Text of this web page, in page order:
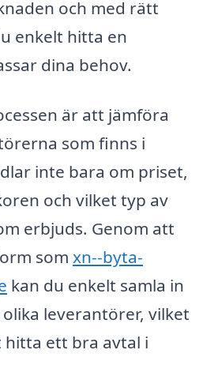
och med rätt
enkelt hitta en
dina behov.
är att jämföra
som finns i
inte bara om priset,
och vilket typ av
erbjuds. Genom att
som xn--byta-
kan du enkelt samla in
leverantörer, vilket
ett bra avtal i